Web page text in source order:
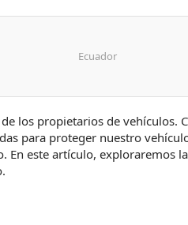
Ecuador
los propietarios de vehículos.
para proteger nuestro
En este artículo, exploraremos